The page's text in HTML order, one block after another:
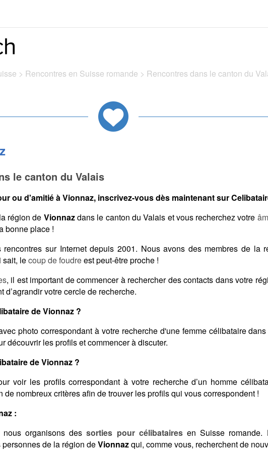
> Rencontres en Suisse romande > Rencontres dans le canton du
le canton du Valais
ou d'amitié à Vionnaz, inscrivez-vous dès maintenant sur
région de Vionnazdans le canton du Valais et vous recherchez votre
bonne place !
rencontres sur Internet depuis 2001. Nous avons des membres de la
sait, lecoup de foudreest peut-être proche !
, il est important de commencer à rechercher des contacts dans votre
d’agrandir votre cercle de recherche.
de Vionnaz ?
photo correspondant à votre recherche d'une femme célibataire
découvrir les profils et commencer à discuter.
de Vionnaz ?
voir les profils correspondant à votre recherche d’un homme
de nombreux critères afin de trouver les profils qui vous correspondent !
:
nous organisons dessorties pour célibatairesen Suisse romande.
de la région deVionnazqui, comme vous, recherchent de